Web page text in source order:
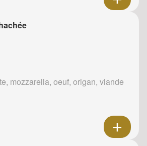
mozzarella, oeuf, origan, viande